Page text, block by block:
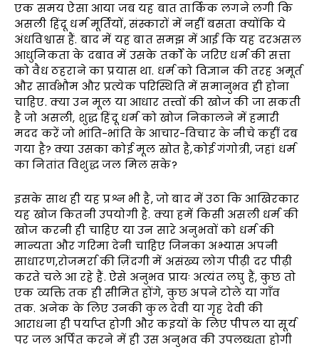
एक समय ऐसा आया जब यह बात तार्किक लगने लगी कि
असली हिंदू धर्म मूर्तियों, संस्कारों में नहीं बसता क्योंकि ये
अंधविश्वास हैं. बाद में यह बात समझ में आई कि यह दरअसल
आधुनिकता के दबाव में उसके तर्कों के जरिए धर्म की सत्ता
को वैध ठहराने का प्रयास था. धर्म को विज्ञान की तरह अमूर्त
और सार्वभौम और प्रत्येक परिस्थिति में समानुभव ही होना
चाहिए. क्या उन मूल या आधार तत्त्वों की खोज की जा सकती
है जो असली, शुद्ध हिंदू धर्म को खोज निकालने में हमारी
मदद करें जो भांति-भांति के आचार-विचार के नीचे कहीं दब
गया है? क्या उसका कोई मूल स्रोत है,कोई गंगोत्री, जहां धर्म
का नितांत विशुद्ध जल मिल सके?
इसके साथ ही यह प्रश्न भी है, जो बाद में उठा कि आखिरकार
यह खोज कितनी उपयोगी है. क्या हमें किसी असली धर्म की
खोज करनी ही चाहिए या उन सारे अनुभवों को धर्म की
मान्यता और गरिमा देनी चाहिए जिनका अभ्यास अपनी
साधारण,रोजमर्रा की ज़िंदगी में असंख्य लोग पीढ़ी दर पीढ़ी
करते चले आ रहे हैं. ऐसे अनुभव प्रायः अत्यंत लघु हैं, कुछ तो
एक व्यक्ति तक ही सीमित होंगे, कुछ अपने टोले या गाँव
तक. अनेक के लिए उनकी कुल देवी या गृह देवी की
आराधना ही पर्याप्त होगी और कइयों के लिए पीपल या सूर्य
पर जल अर्पित करने में ही उस अनुभव की उपलब्धता होगी